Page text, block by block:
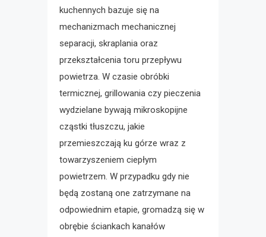
kuchennych bazuje się na
mechanizmach mechanicznej
separacji, skraplania oraz
przekształcenia toru przepływu
powietrza. W czasie obróbki
termicznej, grillowania czy pieczenia
wydzielane bywają mikroskopijne
cząstki tłuszczu, jakie
przemieszczają ku górze wraz z
towarzyszeniem ciepłym
powietrzem. W przypadku gdy nie
będą zostaną one zatrzymane na
odpowiednim etapie, gromadzą się w
obrębie ściankach kanałów